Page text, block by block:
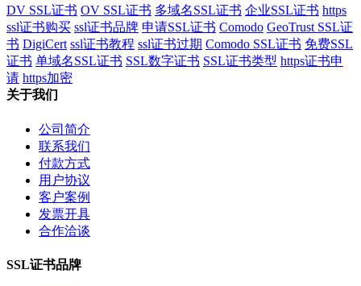
DV SSL证书 OV SSL证书 多域名SSL证书 企业SSL证书 https
ssl证书购买 ssl证书品牌 申请SSL证书 Comodo GeoTrust SSL证
书 DigiCert ssl证书教程 ssl证书过期 Comodo SSL证书 免费SSL
证书 单域名SSL证书 SSL数字证书 SSL证书类型 https证书申
请 https加密
关于我们
公司简介
联系我们
付款方式
用户协议
客户案例
发票开具
合作洽谈
SSL证书品牌